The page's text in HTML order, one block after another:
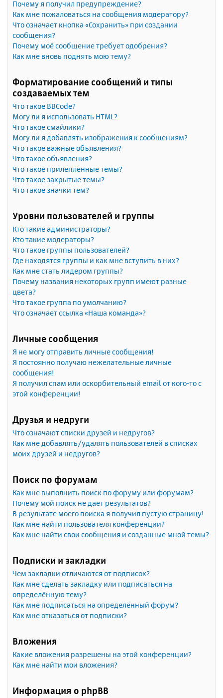
Почему я получил предупреждение?
Как мне пожаловаться на сообщения модератору?
Что означает кнопка «Сохранить» при создании
сообщения?
Почему моё сообщение требует одобрения?
Как мне вновь поднять мою тему?
Форматирование сообщений и типы
создаваемых тем
Что такое BBCode?
Могу ли я использовать HTML?
Что такое смайлики?
Могу ли я добавлять изображения к сообщениям?
Что такое важные объявления?
Что такое объявления?
Что такое прилепленные темы?
Что такое закрытые темы?
Что такое значки тем?
Уровни пользователей и группы
Кто такие администраторы?
Кто такие модераторы?
Что такое группы пользователей?
Где находятся группы и как мне вступить в них?
Как мне стать лидером группы?
Почему названия некоторых групп имеют разные
цвета?
Что такое группа по умолчанию?
Что означает ссылка «Наша команда»?
Личные сообщения
Я не могу отправить личные сообщения!
Я постоянно получаю нежелательные личные
сообщения!
Я получил спам или оскорбительный email от кого-то с
этой конференции!
Друзья и недруги
Что означают списки друзей и недругов?
Как мне добавлять/удалять пользователей в списках
моих друзей и недругов?
Поиск по форумам
Как мне выполнить поиск по форуму или форумам?
Почему мой поиск не даёт результатов?
В результате моего поиска я получил пустую страницу!
Как мне найти пользователя конференции?
Как мне найти свои сообщения и созданные мной темы?
Подписки и закладки
Чем закладки отличаются от подписок?
Как мне сделать закладку или подписаться на
определённую тему?
Как мне подписаться на определённый форум?
Как мне отказаться от подписки?
Вложения
Какие вложения разрешены на этой конференции?
Как мне найти мои вложения?
Информация о phpBB